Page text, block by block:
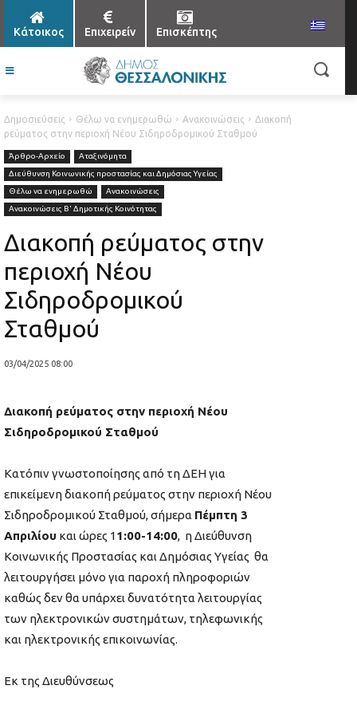
Κάτοικος Επιχειρείν Επισκέπτης
Δημοσιεύσεις Θέλω να ενημερωθώ Ανακοινώσεις
Διακοπή
ρεύματος στην περιοχή Νέου Σιδηροδρομικού Σταθμού
Άρθρο-Αρχείο
Αταξινόμητα
Διεύθυνση Κοινωνικής προστασίας και Δημόσιας Υγείας
Θέλω να ενημερωθώ
Ανακοινώσεις
Ανακοινώσεις Β' Δημοτικής Κοινότητας
Διακοπή ρεύματος στην
περιοχή Νέου
Σιδηροδρομικού
Σταθμού
03/04/2025 08:00
Διακοπή ρεύματος στην περιοχή Νέου
Σιδηροδρομικού Σταθμού
Κατόπιν γνωστοποίησης από τη ΔΕΗ για
επικείμενη διακοπή ρεύματος στην περιοχή Νέου
Σιδηροδρομικού Σταθμού, σήμερα Πέμπτη 3
Απριλίου και ώρες 11:00-14:00, η Διεύθυνση
Κοινωνικής Προστασίας και Δημόσιας Υγείας θα
λειτουργήσει μόνο για παροχή πληροφοριών
καθώς δεν θα υπάρχει δυνατότητα λειτουργίας
των ηλεκτρονικών συστημάτων, τηλεφωνικής
και ηλεκτρονικής επικοινωνίας.
Εκ της Διευθύνσεως